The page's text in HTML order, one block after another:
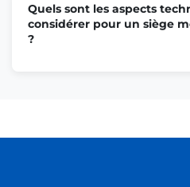
Quels sont les aspects
considérer pour un siège
?